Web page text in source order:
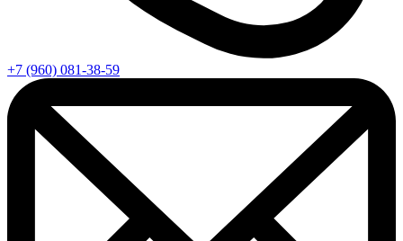
+7 (960) 081-38-59